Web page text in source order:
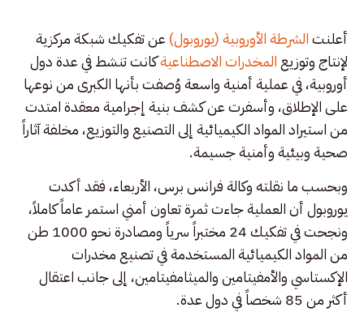
أعلنتالشرطة الأوروبية (يوروبول)عن تفكيك شبكة مركزية
لإنتاج وتوزيع المخدرات الاصطناعيةكانت تنشط في عدة دول
أوروبية، في عملية أمنية واسعة وُصفت بأنها الكبرى من نوعها
على الإطلاق، وأسفرت عن كشف بنية إجرامية معقدة امتدت
من استيراد المواد الكيميائية إلى التصنيع والتوزيع، مخلفة آثاراً
صحية وبيئية وأمنية جسيمة.
وبحسب ما نقلته وكالة فرانس برس، الأربعاء، فقد أكدت
يوروبول أن العملية جاءت ثمرة تعاون أمني استمر عاماً كاملاً،
ونجحت في تفكيك 24 مختبراً سرياً ومصادرة نحو 1000 طن
من المواد الكيميائية المستخدمة في تصنيع مخدرات
الإكستاسي والأمفيتامين والميثامفيتامين، إلى جانب اعتقال
أكثر من 85 شخصاً في دول عدة.